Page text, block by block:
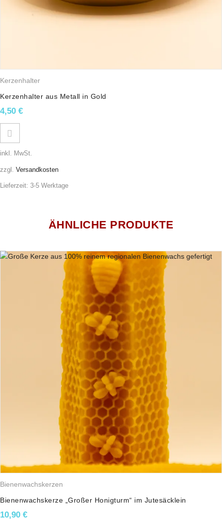
Kerzenhalter
Kerzenhalter aus Metall in Gold
4,50 €
inkl. MwSt.
zzgl. Versandkosten
Lieferzeit: 3-5 Werktage
ÄHNLICHE PRODUKTE
Bienenwachskerzen
Bienenwachskerze „Großer Honigturm“ im Jutesäcklein
10,90 €